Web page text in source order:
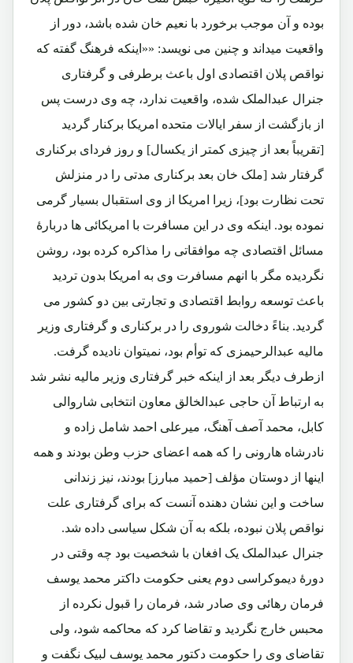
بوده و آن موجب برخورد با نعیم خان شده باشد، دور از
واقعیت میداند و چنین می نویسد: ««اینکه فرهنگ گفته که
نواقص پلان اقتصادی اول باعث برطرفی و گرفتاری
جنرال عبدالملک شده، واقعیت ندارد، چه وی درست پس
از بازگشت از سفر ایالات متحده امریکا برکنار گردید
[تقریباً بعد از چیزی کمتر از یکسال] و روز فردای برکناری
گرفتار شد [ملک خان بعد برکناری مدتی را در منزلش
تحت نظارت بود]، زیرا امریکا از وی استقبال بسیار گرمی
نموده بود. اینکه وی در این مسافرت با امریکائی ها دربارۀ
مسائل اقتصادی چه موافقاتی را مذاکره کرده بود، روشن
نگردیده مگر با انهم مسافرت وی به امریکا بدون تردید
باعث توسعه روابط اقتصادی و تجارتی بین دو کشور می
گردید. بناءً دخالت شوروی را در برکناری و گرفتاری وزیر
مالیه عبدالرحیمزی که توأم بود، نمیتوان نادیده گرفت.
ازطرف دیگر بعد از اینکه خبر گرفتاری وزیر مالیه نشر شد
به ارتباط آن حاجی عبدالخالق معاون انتخابی شاروالی
کابل، محمد آصف آهنگ، میرعلی احمد شامل زاده و
نادرشاه هارونی را که همه اعضای حزب وطن بودند و همه
اینها از دوستان مؤلف [حمید مبارز] بودند، نیز زندانی
ساخت و این نشان دهنده آنست که برای گرفتاری علت
نواقص پلان نبوده، بلکه به آن شکل سیاسی داده شد.
جنرال عبدالملک یک افغان با شخصیت بود چه وقتی در
دورۀ دیموکراسی دوم یعنی حکومت داکتر محمد یوسف
فرمان رهائی وی صادر شد، فرمان را قبول نکرده از
محبس خارج نگردید و تقاضا کرد که محاکمه شود، ولی
تقاضای وی را حکومت دکتور محمد یوسف لبیک نگفت و